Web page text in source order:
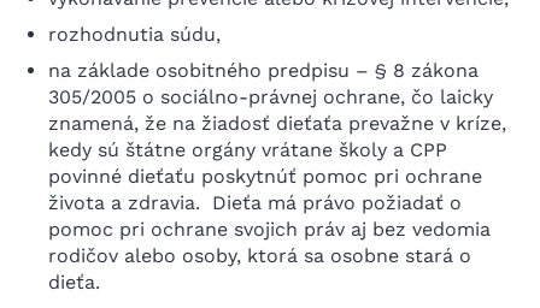
rozhodnutia súdu,
na základe osobitného predpisu – § 8 zákona
305/2005 o sociálno-právnej ochrane, čo laicky
znamená, že na žiadosť dieťaťa prevažne v kríze,
kedy sú štátne orgány vrátane školy a CPP
povinné dieťaťu poskytnúť pomoc pri ochrane
života a zdravia. Dieťa má právo požiadať o
pomoc pri ochrane svojich práv aj bez vedomia
rodičov alebo osoby, ktorá sa osobne stará o
dieťa.